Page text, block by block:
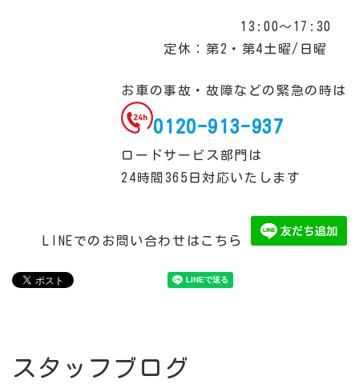
13:00～17:30
定休：第2・第4土曜/日曜
お車の事故・故障などの緊急の時は
0120-913-937
ロードサービス部門は
24時間365日対応いたします
LINEでのお問い合わせはこちら
スタッフブログ